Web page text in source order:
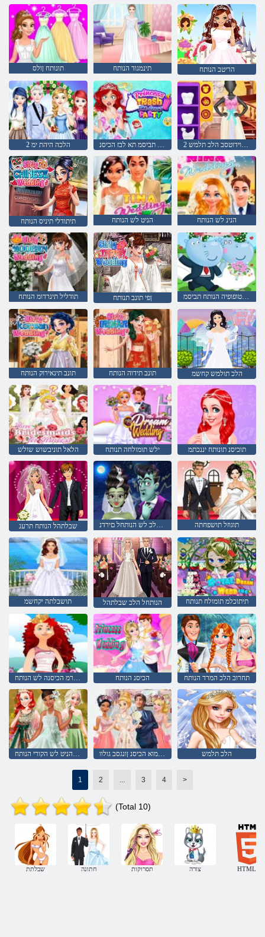
תונותח ןולס תינמגוד הנותח הריטב הנותח
2 הלכה היהת ימ הלמשה תביסמ תא לבז הכיסנ 2 הנפוא וידוטסב הלכ תלמש
תיתודלי תיניס הנותח הניט לש הנותח הנינ לש הנותח
תודליל תינרדומ הנותח ןפי תונב תנותח תימטופופיה הנותח תביסמ
תונב תינאירוק הנותח תונב תידוה הנותח הלכ תולמש קחשמ
הלאל תוניבשוש שולש ילש תומולחה תנותח תוכיסנ תונותח יננכתמ
שבלתהל הנותח תרענ תצלפמ הלכ לש הנותחל םירדנ תוגוזל תושפחתה
תושבלתה יקחשמ הנותחל הלכ שבלתהל תיתוכלמ תומולח תנותח
הדירמ הכיסנה לש הנותח הכיסנ הנותח תחרוב הלכ המרד הנותח
הנותח גמוא הכיסנ ןונגסב גולוו הלכ תלמש
1 2 3 4 >
(Total 10)
שבלתת חתונה תסרוקות צורה HTML5